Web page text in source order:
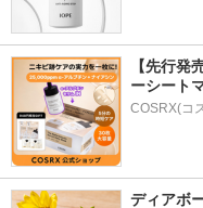
【先行発
ーシート
COSRX(コ
ディアボ